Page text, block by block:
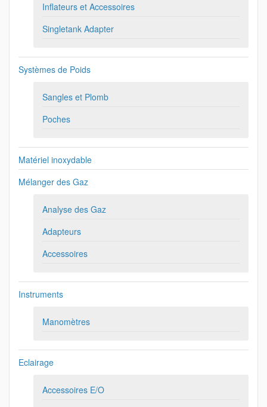
Inflateurs et Accessoires
Singletank Adapter
Systèmes de Poids
Sangles et Plomb
Poches
Matériel inoxydable
Mélanger des Gaz
Analyse des Gaz
Adapteurs
Accessoires
Instruments
Manomètres
Eclairage
Accessoires E/O